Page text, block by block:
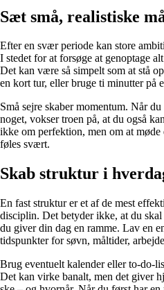
Sæt små, realistiske
Efter en svær periode kan store
I stedet for at forsøge at genoptage
Det kan være så simpelt som at stå
en kort tur, eller bruge ti minutter på
Små sejre skaber momentum. Når
noget, vokser troen på, at du også
ikke om perfektion, men om at
føles svært.
Skab struktur i
En fast struktur er et af de mest
disciplin. Det betyder ikke, at du
du giver din dag en ramme. Lav en
tidspunkter for søvn, måltider,
Brug eventuelt kalender eller to-do-
Det kan virke banalt, men det giver